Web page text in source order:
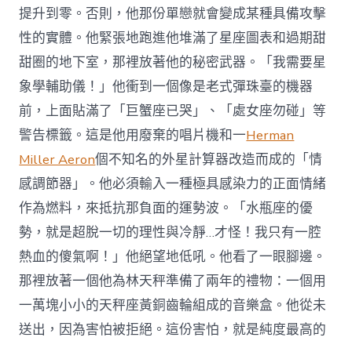
提升到零。否則，他那份單戀就會變成某種具備攻擊
性的實體。他緊張地跑進他堆滿了星座圖表和過期甜
甜圈的地下室，那裡放著他的秘密武器。「我需要星
象學輔助儀！」他衝到一個像是老式彈珠臺的機器
前，上面貼滿了「巨蟹座已哭」、「處女座勿碰」等
警告標籤。這是他用廢棄的唱片機和一Herman
Miller Aeron個不知名的外星計算器改造而成的「情
感調節器」。他必須輸入一種極具感染力的正面情緒
作為燃料，來抵抗那負面的運勢波。「水瓶座的優
勢，就是超脫一切的理性與冷靜…才怪！我只有一腔
熱血的傻氣啊！」他絕望地低吼。他看了一眼腳邊。
那裡放著一個他為林天秤準備了兩年的禮物：一個用
一萬塊小小的天秤座黃銅齒輪組成的音樂盒。他從未
送出，因為害怕被拒絕。這份害怕，就是純度最高的